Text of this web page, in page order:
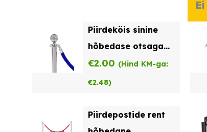
Piirdeköis sinine
hõbedase otsaga
rent
€2.00 (Hind KM-ga:
€2.48)
Piirdepostide rent